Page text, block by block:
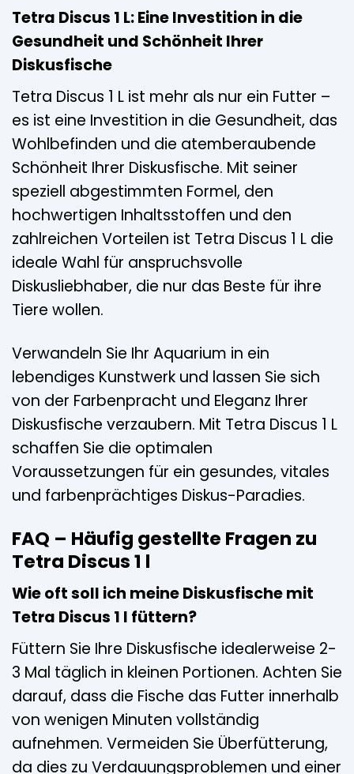
Tetra Discus 1 L: Eine Investition in die
Gesundheit und Schönheit Ihrer
Diskusfische
Tetra Discus 1 L ist mehr als nur ein Futter –
es ist eine Investition in die Gesundheit, das
Wohlbefinden und die atemberaubende
Schönheit Ihrer Diskusfische. Mit seiner
speziell abgestimmten Formel, den
hochwertigen Inhaltsstoffen und den
zahlreichen Vorteilen ist Tetra Discus 1 L die
ideale Wahl für anspruchsvolle
Diskusliebhaber, die nur das Beste für ihre
Tiere wollen.
Verwandeln Sie Ihr Aquarium in ein
lebendiges Kunstwerk und lassen Sie sich
von der Farbenpracht und Eleganz Ihrer
Diskusfische verzaubern. Mit Tetra Discus 1 L
schaffen Sie die optimalen
Voraussetzungen für ein gesundes, vitales
und farbenprächtiges Diskus-Paradies.
FAQ – Häufig gestellte Fragen zu
Tetra Discus 1 l
Wie oft soll ich meine Diskusfische mit
Tetra Discus 1 l füttern?
Füttern Sie Ihre Diskusfische idealerweise 2-
3 Mal täglich in kleinen Portionen. Achten Sie
darauf, dass die Fische das Futter innerhalb
von wenigen Minuten vollständig
aufnehmen. Vermeiden Sie Überfütterung,
da dies zu Verdauungsproblemen und einer